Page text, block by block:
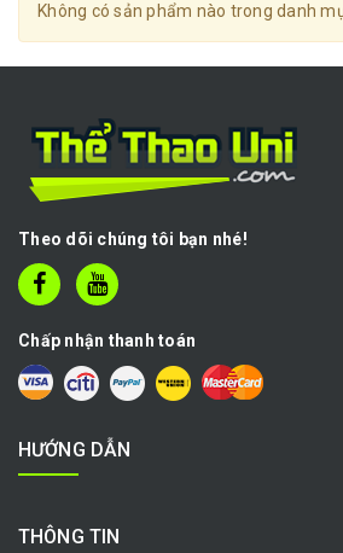
Không có sản phẩm nào trong danh
Theo dõi chúng tôi bạn nhé!
Chấp nhận thanh toán
HƯỚNG DẪN
THÔNG TIN